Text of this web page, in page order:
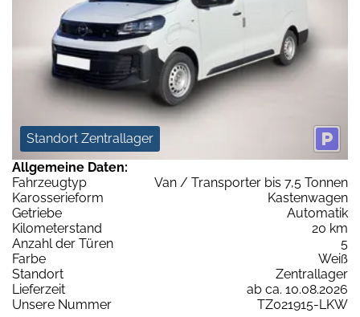
Standort Zentrallager
Allgemeine Daten:
Fahrzeugtyp
Van / Transporter bis 7,5 Tonnen
Karosserieform
Kastenwagen
Getriebe
Automatik
Kilometerstand
20 km
Anzahl der Türen
5
Farbe
Weiß
Standort
Zentrallager
Lieferzeit
ab ca. 10.08.2026
Unsere Nummer
TZ021915-LKW